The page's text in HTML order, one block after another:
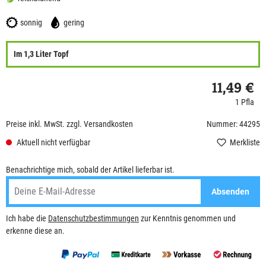
sonnig gering
Im 1,3 Liter Topf
11,49 €
1 Pfla
Preise inkl. MwSt. zzgl. Versandkosten
Nummer: 44295
Aktuell nicht verfügbar
Merkliste
Benachrichtige mich, sobald der Artikel lieferbar ist.
Absenden
Ich habe die Datenschutzbestimmungen zur Kenntnis genommen und
erkenne diese an.